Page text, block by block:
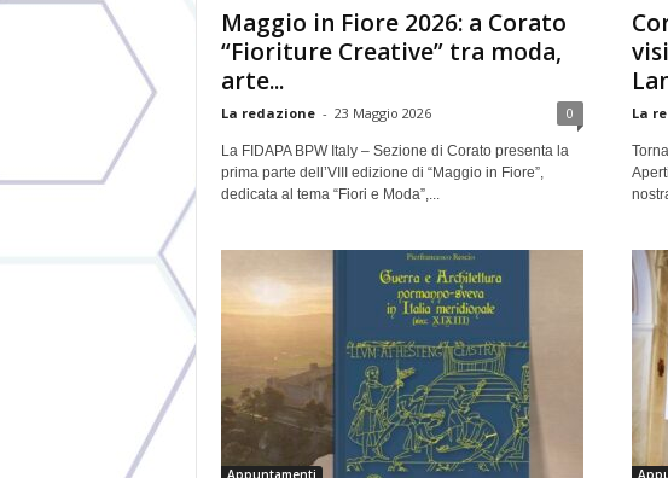
Maggio in Fiore 2026: a Corato
“Fioriture Creative” tra moda,
arte...
La redazione - 23 Maggio 2026 0
La FIDAPA BPW Italy – Sezione di Corato presenta la
prima parte dell’VIII edizione di “Maggio in Fiore”,
dedicata al tema “Fiori e Moda”,...
La
Appuntamenti